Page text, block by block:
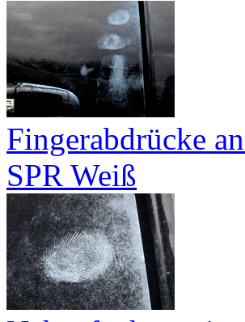
Fingerabdrücke
SPR Weiß